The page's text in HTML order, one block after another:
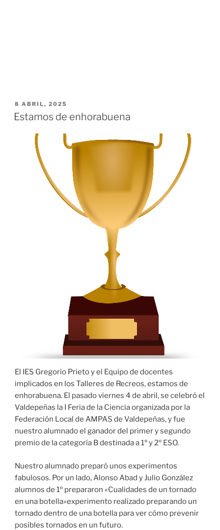
PUBLICADO
EL
8 ABRIL, 2025
Estamos de enhorabuena
El IES Gregorio Prieto y el Equipo de docentes
implicados en los Talleres de Recreos, estamos de
enhorabuena. El pasado viernes 4 de abril, se celebró el
Valdepeñas la I Feria de la Ciencia organizada por la
Federación Local de AMPAS de Valdepeñas, y fue
nuestro alumnado el ganador del primer y segundo
premio de la categoría B destinada a 1º y 2º ESO.
Nuestro alumnado preparó unos experimentos
fabulosos. Por un lado, Alonso Abad y Julio González
alumnos de 1º prepararon «Cualidades de un tornado
en una botella»experimento realizado preparando un
tornado dentro de una botella para ver cómo prevenir
posibles tornados en un futuro.